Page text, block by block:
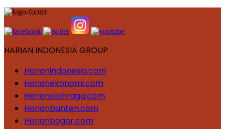
HARIAN INDONESIA GROUP
Harianindonesia.com
Harianekonomi.com
Harianolahraga.com
Harianbanten.com
Harianbogor.com